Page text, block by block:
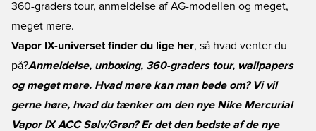
360-graders tour, anmeldelse af AG-modellen og meget,
meget mere.
Vapor IX-universet finder du lige her, så hvad venter du
på?Anmeldelse, unboxing, 360-graders tour, wallpapers
og meget mere. Hvad mere kan man bede om? Vi vil
gerne høre, hvad du tænker om den nye Nike Mercurial
Vapor IX ACC Sølv/Grøn? Er det den bedste af de nye